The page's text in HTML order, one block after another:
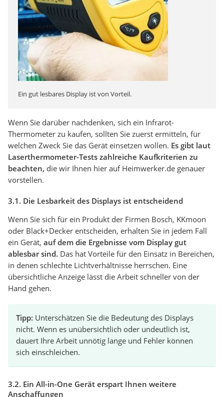
Ein gut lesbares Display ist von Vorteil.
Wenn Sie darüber nachdenken, sich ein Infrarot-
Thermometer zu kaufen, sollten Sie zuerst ermitteln, für
welchen Zweck Sie das Gerät einsetzen wollen. Es gibt laut
Laserthermometer-Tests zahlreiche Kaufkriterien zu
beachten, die wir Ihnen hier auf Heimwerker.de genauer
vorstellen.
3.1. Die Lesbarkeit des Displays ist entscheidend
Wenn Sie sich für ein Produkt der Firmen Bosch, KKmoon
oder Black+Decker entscheiden, erhalten Sie in jedem Fall
ein Gerät, auf dem die Ergebnisse vom Display gut
ablesbar sind. Das hat Vorteile für den Einsatz in Bereichen,
in denen schlechte Lichtverhältnisse herrschen. Eine
übersichtliche Anzeige lässt die Arbeit schneller von der
Hand gehen.
Tipp: Unterschätzen Sie die Bedeutung des Displays
nicht. Wenn es unübersichtlich oder undeutlich ist,
dauert Ihre Arbeit unnötig lange und Fehler können
sich einschleichen.
3.2. Ein All-in-One Gerät erspart Ihnen weitere
Anschaffungen